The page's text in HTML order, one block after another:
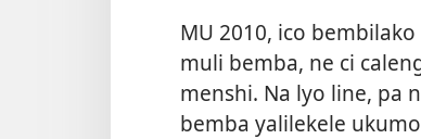
MU 2010, ico
muli bemba, ne ci
menshi. Na lyo line, pa
bemba yalilekele